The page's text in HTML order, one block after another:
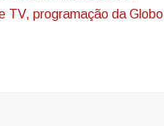
TV, programação da Globo